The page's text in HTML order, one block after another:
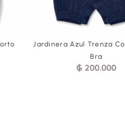
Jardinera Azul Trenza
Bra
₲ 200.000